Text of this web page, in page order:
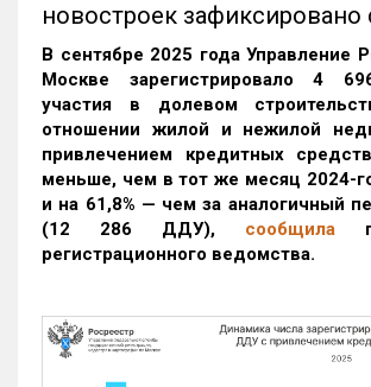
новостроек
В сентябре 2025 года Управление
Москве зарегистрировало 4
участия в долевом
отношении жилой и нежилой
привлечением кредитных
меньше, чем в тот же месяц 2024-
и на 61,8% — чем за аналогичный
(12 286 ДДУ), сообщила
регистрационного ведомства.